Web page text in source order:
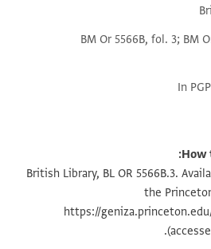
BM Or 5566B, fol. 3; BM
In
How
British Library, BL OR 5566B.3.
the
https://